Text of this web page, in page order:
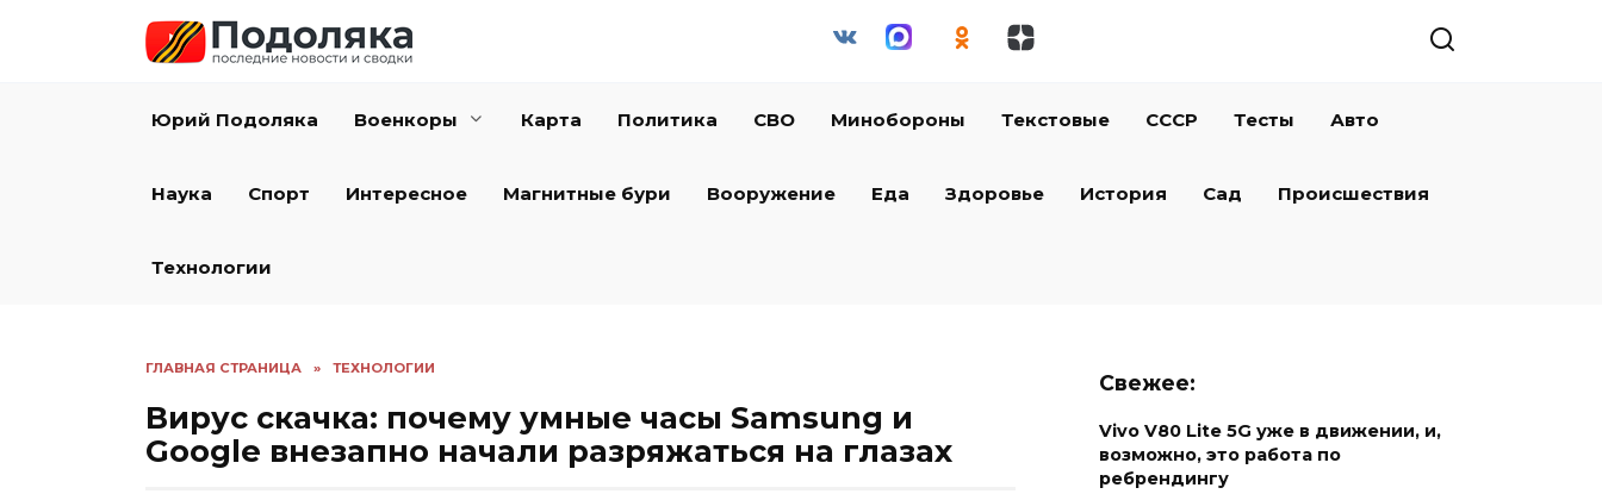
Юрий Подоляка Военкоры Карта Политика СВО Минобороны Текстовые СССР Тесты Авто
Наука Спорт Интересное Магнитные бури Вооружение Еда Здоровье История Сад Происшествия
Технологии
ГЛАВНАЯ СТРАНИЦА » ТЕХНОЛОГИИ
Вирус скачка: почему умные часы Samsung и
Google внезапно начали разряжаться на глазах
Свежее:
Vivo V80 Lite 5G уже в движении, и,
возможно, это работа по
ребрендингу